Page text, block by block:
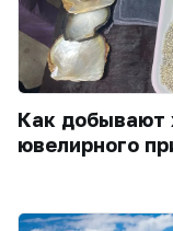
Как добывают
ювелирного